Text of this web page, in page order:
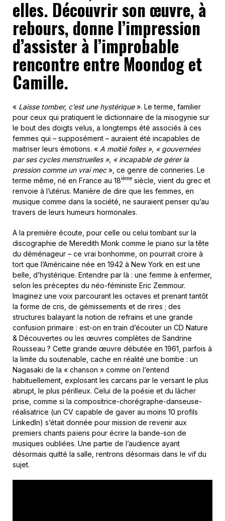
elles. Découvrir son œuvre, à
rebours, donne l’impression
d’assister à l’improbable
rencontre entre Moondog et
Camille.
« Laisse tomber, c’est une hystérique». Le terme, familier
pour ceux qui pratiquent le dictionnaire de la misogynie sur
le bout des doigts velus, a longtemps été associés à ces
femmes qui – supposément – auraient été incapables de
maitriser leurs émotions. « A moitié folles », « gouvernées
par ses cycles menstruelles », « incapable de gérer la
pression comme un vrai mec», ce genre de conneries. Le
terme même, né en France au 18ième siècle, vient du grec et
renvoie à l’utérus. Manière de dire que les femmes, en
musique comme dans la société, ne sauraient penser qu’au
travers de leurs humeurs hormonales.
A la première écoute, pour celle ou celui tombant sur la
discographie de Meredith Monk comme le piano sur la tête
du déménageur – ce vrai bonhomme, on pourrait croire à
tort que l’Américaine née en 1942 à New York en est une
belle, d’hystérique. Entendre par là : une femme à enfermer,
selon les préceptes du néo-féministe Eric Zemmour.
Imaginez une voix parcourant les octaves et prenant tantôt
la forme de cris, de gémissements et de rires ; des
structures balayant la notion de refrains et une grande
confusion primaire : est-on en train d’écouter un CD Nature
& Découvertes ou les œuvres complètes de Sandrine
Rousseau ? Cette grande œuvre débutée en 1961, parfois à
la limite du soutenable, cache en réalité une bombe : un
Nagasaki de la « chanson » comme on l’entend
habituellement, explosant les carcans par le versant le plus
abrupt, le plus périlleux. Celui de la poésie et du lâcher
prise, comme si la compositrice-chorégraphe-danseuse-
réalisatrice (un CV capable de gaver au moins 10 profils
LinkedIn) s’était donnée pour mission de revenir aux
premiers chants païens pour écrire la bande-son de
musiques oubliées. Une partie de l’audience ayant
désormais quitté la salle, rentrons désormais dans le vif du
sujet.